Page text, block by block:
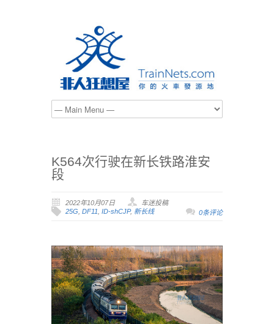
K564次行驶在新长铁路淮安
段
2022年10月07日
车迷投稿
25G, DF11, ID-shCJP, 新长线 0条评论